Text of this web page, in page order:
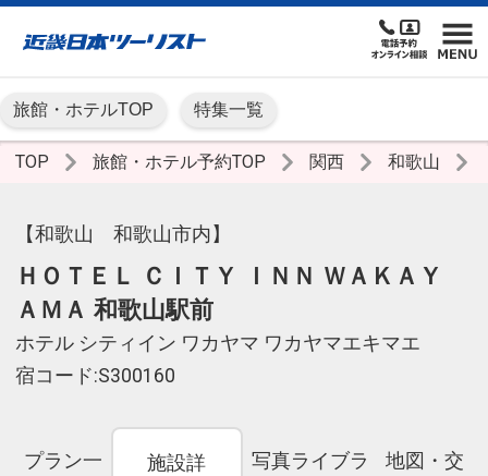
旅館・ホテルTOP 特集一覧
TOP 旅館・ホテル予約TOP 関西 和歌山
【和歌山 和歌山市内】
ＨＯＴＥＬ ＣＩＴＹ ＩＮＮ ＷＡＫＡＹ
ＡＭＡ 和歌山駅前
ホテル シティイン ワカヤマ ワカヤマエキマエ
宿コード:S300160
プラン一
施設詳
写真ライブラ
地図・交